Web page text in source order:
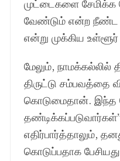
முட்டைகளை சேமிக்க
வேண்டும் என்ற நீண்ட
என்று முக்கிய உள்ளூர்
மேலும், நாமக்கல்லில்
திருட்டு சம்பவத்தை
கொடுமைதான். இந்த
எதிர்பார்த்தாலும்,
கொடுப்பதாக